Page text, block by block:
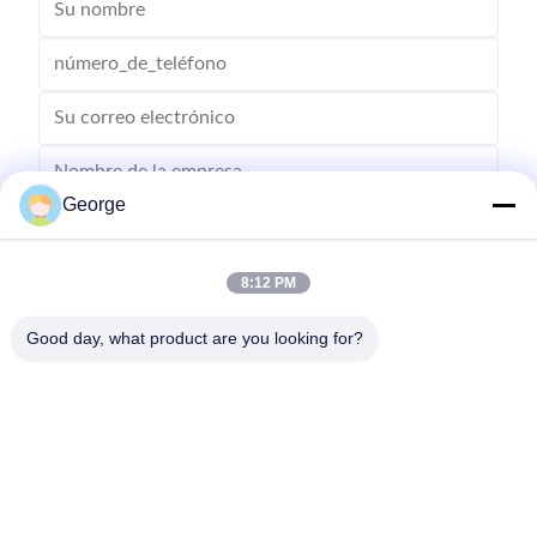
George
8:12 PM
Good day, what product are you looking for?